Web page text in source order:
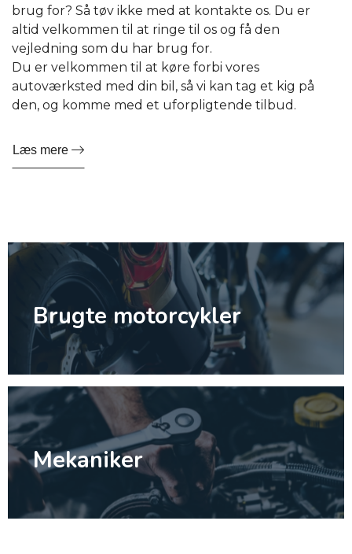
brug for? Så tøv ikke med at kontakte os. Du er
altid velkommen til at ringe til os og få den
vejledning som du har brug for.
Du er velkommen til at køre forbi vores
autoværksted med din bil, så vi kan tag et kig på
den, og komme med et uforpligtende tilbud.
Læs mere
Brugte motorcykler
Mekaniker